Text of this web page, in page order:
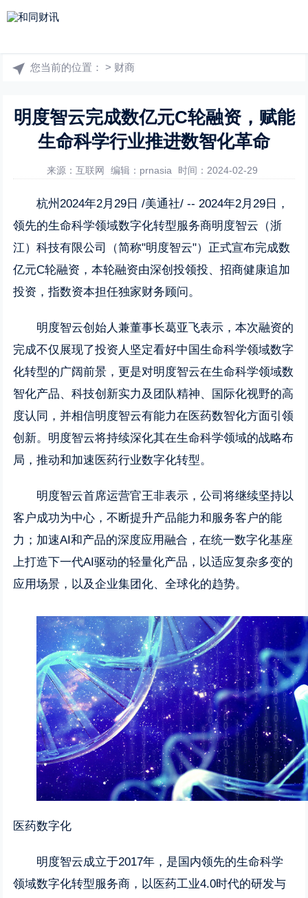
您当前的位置： > 财商
明度智云完成数亿元C轮融资，赋能
生命科学行业推进数智化革命
来源：互联网 编辑：prnasia 时间：2024-02-29
杭州2024年2月29日 /美通社/ -- 2024年2月29日，
领先的生命科学领域数字化转型服务商明度智云 （浙
江）科技有限公司（简称"明度智云"）正式宣布完成数
亿元C轮融资，本轮融资由深创投领投、招商健康追加
投资，指数资本担任独家财务顾问。
明度智云创始人兼董事长葛亚飞表示，本次融资的
完成不仅展现了投资人坚定看好中国生命科学领域数字
化转型的广阔前景，更是对明度智云在生命科学领域数
智化产品、科技创新实力及团队精神、国际化视野的高
度认同，并相信明度智云有能力在医药数智化方面引领
创新。明度智云将持续深化其在生命科学领域的战略布
局，推动和加速医药行业数字化转型。
明度智云首席运营官王非表示，公司将继续坚持以
客户成功为中心，不断提升产品能力和服务客户的能
力；加速AI和产品的深度应用融合，在统一数字化基座
上打造下一代AI驱动的轻量化产品，以适应复杂多变的
应用场景，以及企业集团化、全球化的趋势。
医药数字化
明度智云成立于2017年，是国内领先的生命科学
领域数字化转型服务商，以医药工业4.0时代的研发与